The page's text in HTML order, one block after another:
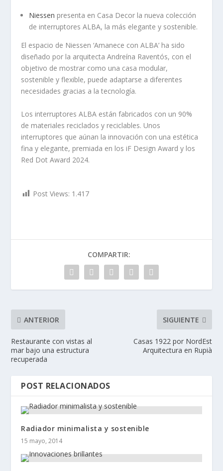
Niessen presenta en Casa Decor la nueva colección
de interruptores ALBA, la más elegante y sostenible.
El espacio de Niessen ‘Amanece con ALBA’ ha sido
diseñado por la arquitecta Andreína Raventós, con el
objetivo de mostrar como una casa modular,
sostenible y flexible, puede adaptarse a diferentes
necesidades gracias a la tecnología.
Los interruptores ALBA están fabricados con un 90%
de materiales reciclados y reciclables. Unos
interruptores que aúnan la innovación con una estética
fina y elegante, premiada en los iF Design Award y los
Red Dot Award 2024.
Post Views: 1.417
COMPARTIR:
ANTERIOR
Restaurante con vistas al
mar bajo una estructura
recuperada
SIGUIENTE
Casas 1922 por NordEst
Arquitectura en Rupià
POST RELACIONADOS
Radiador minimalista y sostenible
15 mayo, 2014